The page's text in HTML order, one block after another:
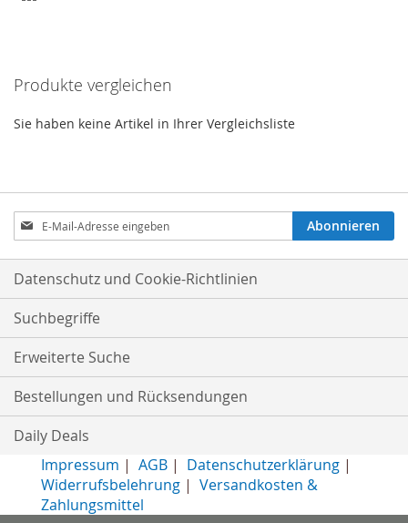
Produkte vergleichen
Sie haben keine Artikel in Ihrer Vergleichsliste
Anmeldung
zum
Newsletter:
Abonnieren
Datenschutz und Cookie-Richtlinien
Suchbegriffe
Erweiterte Suche
Bestellungen und Rücksendungen
Daily Deals
Impressum | AGB| Datenschutzerklärung|
Widerrufsbelehrung| Versandkosten &
Zahlungsmittel